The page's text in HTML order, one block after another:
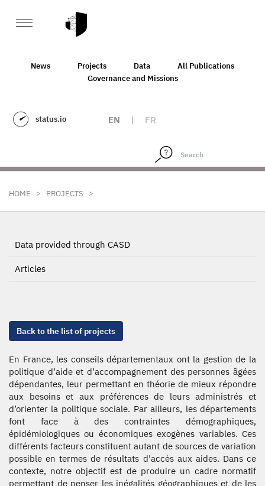
News Projects Data
All Publications
Governance and Missions
status.io EN | FR
HOME > PROJECTS >
Data provided through CASD
Articles
Back to the list of projects
En France, les conseils départementaux ont la gestion de la
politique d’aide et d’accompagnement des personnes âgées
dépendantes, leur permettant en théorie de mieux répondre
aux besoins et aux préférences de leurs administrés et
d’orienter la politique sociale. Par ailleurs, les départements
font face à des contraintes démographiques,
épidémiologiques ou économiques exogènes variables. Ces
différents facteurs constituent autant de sources de variation
possible en termes de résultats d’accès aux aides. Dans ce
contexte, notre objectif est de produire un cadre normatif
permettant de penser les inégalités géographiques et de les